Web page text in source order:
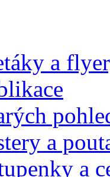
a
a
a